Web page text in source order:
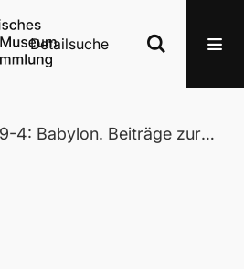
Detailsuche
OJM_BIB_KD_179-4: Babylon. Beiträge zur jüdischen Gegenwart